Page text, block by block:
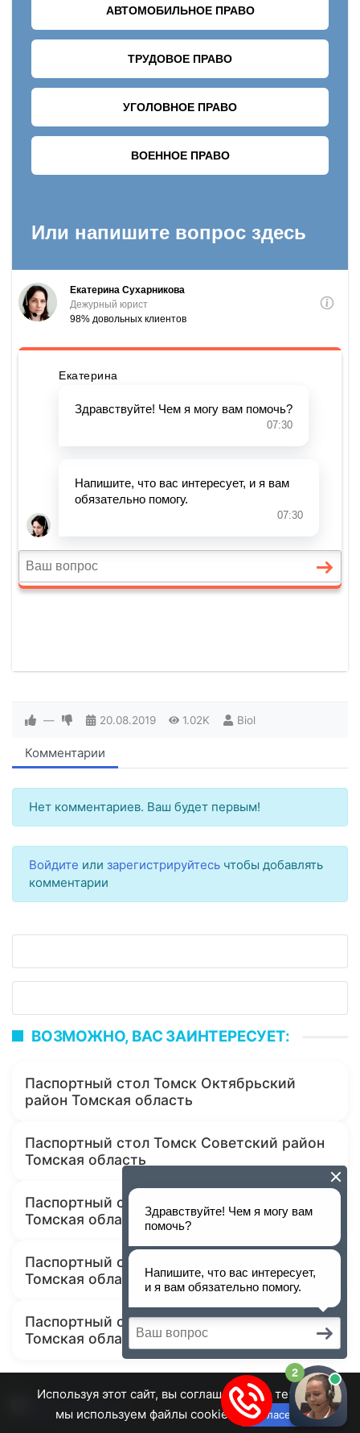
— 20.08.2019 1.02K Biol
Комментарии
Нет комментариев. Ваш будет первым!
Войдите или зарегистрируйтесь чтобы добавлять
комментарии
ВОЗМОЖНО, ВАС ЗАИНТЕРЕСУЕТ:
Паспортный стол Томск Октябрьский
район Томская область
Паспортный стол Томск Советский район
Томская область
Паспортный стол Томск Кировский район
Томская область
Паспортный стол Томск Томский район
Томская область
Паспортный стол Томск Ленинский район
Томская область
Используя этот сайт, вы соглашаетесь с тем, что
мы используем файлы cookie.
Согласен